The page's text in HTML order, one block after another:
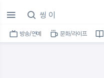
방송/연예 문화/라이프